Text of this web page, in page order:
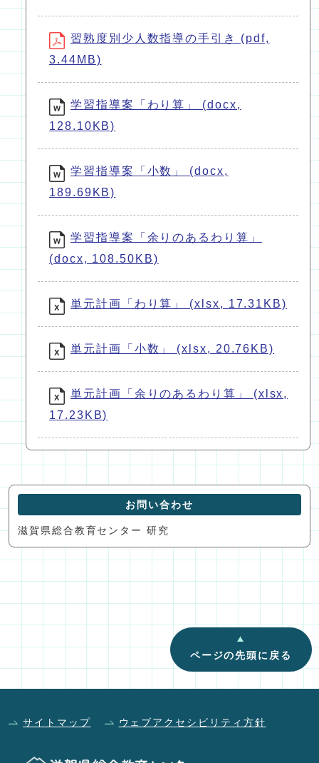
習熟度別少人数指導の手引き (pdf,
3.44MB)
学習指導案「わり算」 (docx,
128.10KB)
学習指導案「小数」 (docx,
189.69KB)
学習指導案「余りのあるわり算」
(docx, 108.50KB)
単元計画「わり算」 (xlsx, 17.31KB)
単元計画「小数」 (xlsx, 20.76KB)
単元計画「余りのあるわり算」 (xlsx,
17.23KB)
お問い合わせ
滋賀県総合教育センター 研究
ページの先頭に戻る
サイトマップ ウェブアクセシビリティ方針